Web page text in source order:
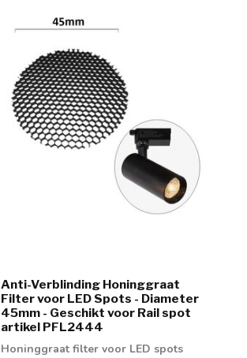
Anti-Verblinding Honinggraat
Filter voor LED Spots - Diameter
45mm - Geschikt voor Rail spot
artikel PFL2444
Honinggraat filter voor LED spots